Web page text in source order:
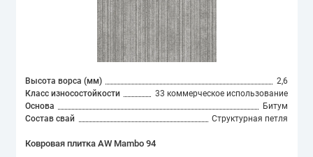
Высота ворса (мм)
2,6
Класс износостойкости
33 коммерческое использование
Основа
Битум
Состав свай
Структурная петля
Ковровая плитка AW Mambo 94